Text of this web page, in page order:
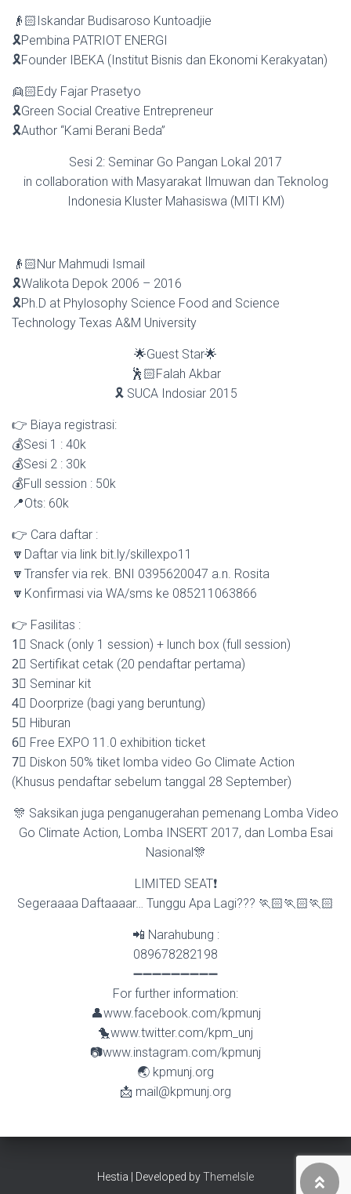
👴🏻Iskandar Budisaroso Kuntoadjie
🎗Pembina PATRIOT ENERGI
🎗Founder IBEKA (Institut Bisnis dan Ekonomi Kerakyatan)
👱🏻Edy Fajar Prasetyo
🎗Green Social Creative Entrepreneur
🎗Author “Kami Berani Beda”
Sesi 2: Seminar Go Pangan Lokal 2017
in collaboration with Masyarakat Ilmuwan dan Teknolog
Indonesia Kluster Mahasiswa (MITI KM)
👴🏻Nur Mahmudi Ismail
🎗Walikota Depok 2006 – 2016
🎗Ph.D at Phylosophy Science Food and Science
Technology Texas A&M University
🌟Guest Star🌟
🕺🏻Falah Akbar
🎗 SUCA Indosiar 2015
👉 Biaya registrasi:
💰Sesi 1 : 40k
💰Sesi 2 : 30k
💰Full session : 50k
📍Ots: 60k
👉 Cara daftar :
🔽Daftar via link bit.ly/skillexpo11
🔽Transfer via rek. BNI 0395620047 a.n. Rosita
🔽Konfirmasi via WA/sms ke 085211063866
👉 Fasilitas :
1⃣ Snack (only 1 session) + lunch box (full session)
2⃣ Sertifikat cetak (20 pendaftar pertama)
3⃣ Seminar kit
4⃣ Doorprize (bagi yang beruntung)
5⃣ Hiburan
6⃣ Free EXPO 11.0 exhibition ticket
7⃣ Diskon 50% tiket lomba video Go Climate Action
(Khusus pendaftar sebelum tanggal 28 September)
🎊 Saksikan juga penganugerahan pemenang Lomba Video
Go Climate Action, Lomba INSERT 2017, dan Lomba Esai
Nasional🎊
LIMITED SEAT❗
Segeraaaa Daftaaaar… Tunggu Apa Lagi??? 🏃🏻🏃🏻🏃🏻
📲 Narahubung :
089678282198
➖➖➖➖➖➖➖➖➖
For further information:
👤www.facebook.com/kpmunj
🐤www.twitter.com/kpm_unj
📷www.instagram.com/kpmunj
🌏 kpmunj.org
📩 mail@kpmunj.org
Hestia | Developed byThemeIsle